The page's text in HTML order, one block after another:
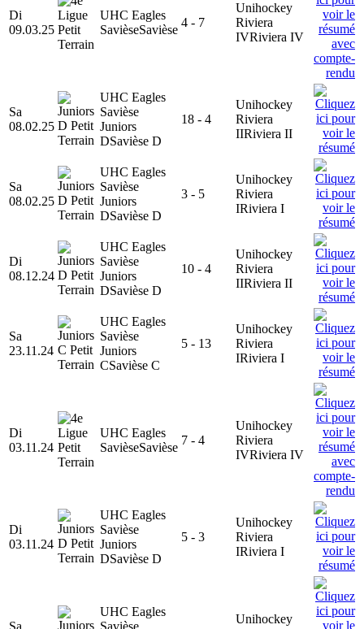
Di
09.03.25
UHC Eagles
SavièseSavièse
4 - 7
Unihockey
Riviera
IVRiviera IV
Sa
08.02.25
UHC Eagles
Savièse
Juniors
DSavièse D
18 - 4
Unihockey
Riviera
IIRiviera II
Sa
08.02.25
UHC Eagles
Savièse
Juniors
DSavièse D
3 - 5
Unihockey
Riviera
IRiviera I
Di
08.12.24
UHC Eagles
Savièse
Juniors
DSavièse D
10 - 4
Unihockey
Riviera
IIRiviera II
Sa
23.11.24
UHC Eagles
Savièse
Juniors
CSavièse C
5 - 13
Unihockey
Riviera
IRiviera I
Di
03.11.24
UHC Eagles
SavièseSavièse
7 - 4
Unihockey
Riviera
IVRiviera IV
Di
03.11.24
UHC Eagles
Savièse
Juniors
DSavièse D
5 - 3
Unihockey
Riviera
IRiviera I
UHC Eagles
Unihockey